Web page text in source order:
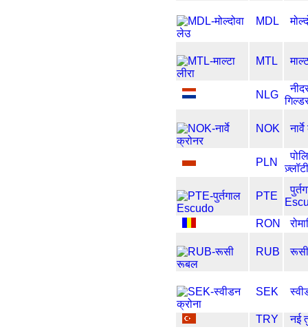
MDL
MTL
NLG
NOK
PLN
ज़्लॉटी
PTE
RON
RUB
SEK
TRY नई